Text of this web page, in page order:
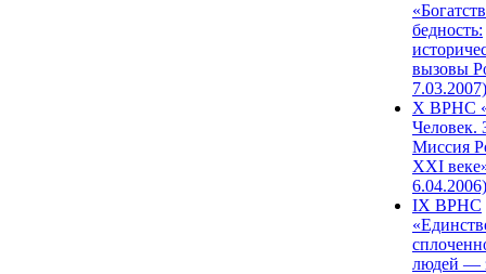
бедность:
вызовы
7.03.2007)
X ВРНС
Человек.
Миссия
XXI
6.04.2006)
IX ВРНС
людей —